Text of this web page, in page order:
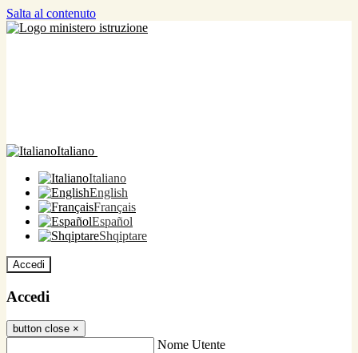
Salta al contenuto
Italiano
Italiano
English
Français
Español
Shqiptare
Accedi
Accedi
button close ×
Nome Utente